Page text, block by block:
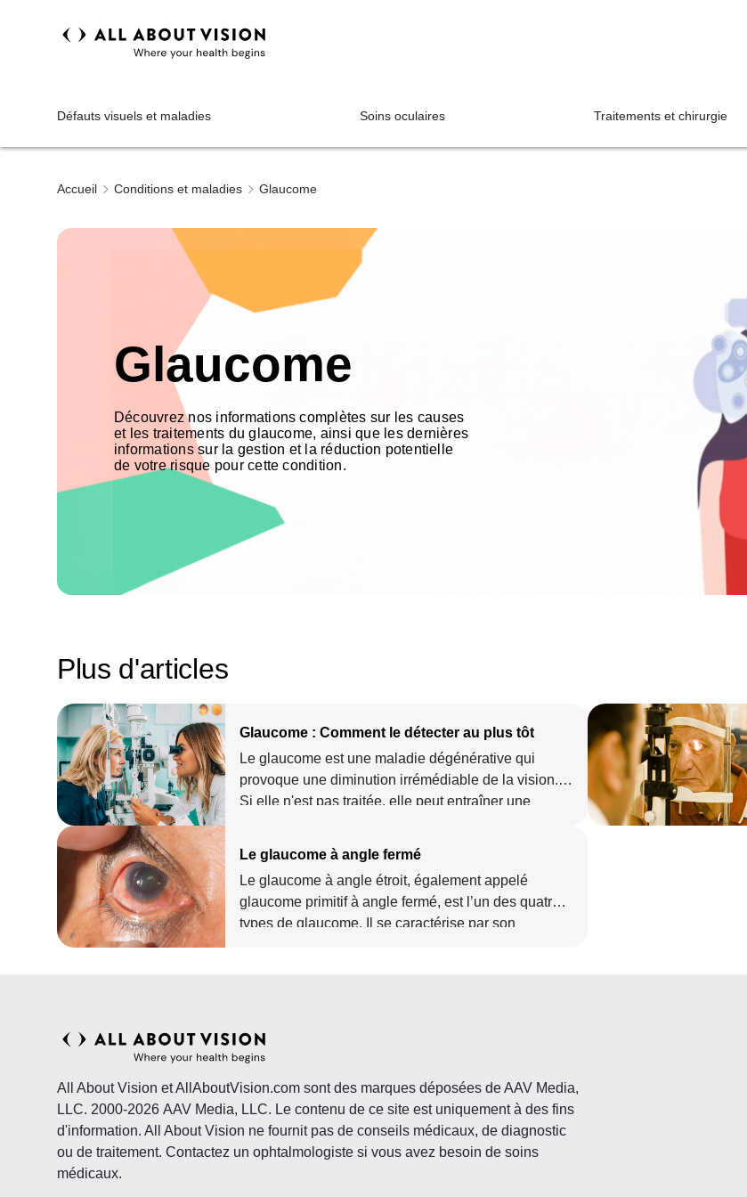
Défauts visuels et maladies Soins oculaires Traitements et chirurgie
Accueil Conditions et maladies Glaucome
Glaucome
Découvrez nos informations complètes sur les causes
et les traitements du glaucome, ainsi que les dernières
informations sur la gestion et la réduction potentielle
de votre risque pour cette condition.
Plus d'articles
Glaucome : Comment le détecter au plus tôt
Le glaucome est une maladie dégénérative qui
provoque une diminution irrémédiable de la vision.
Si elle n'est pas traitée, elle peut entraîner une
Le glaucome à angle fermé
Le glaucome à angle étroit, également appelé
glaucome primitif à angle fermé, est l’un des quatre
types de glaucome. Il se caractérise par son
All About Vision et AllAboutVision.com sont des marques déposées de AAV Media,
LLC. 2000-2026 AAV Media, LLC. Le contenu de ce site est uniquement à des fins
d'information. All About Vision ne fournit pas de conseils médicaux, de diagnostic
ou de traitement. Contactez un ophtalmologiste si vous avez besoin de soins
médicaux.